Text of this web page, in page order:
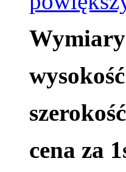
cena za